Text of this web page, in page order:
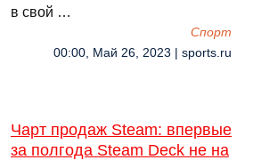
в свой …
Спорт
00:00, Май 26, 2023 | sports.ru
Чарт продаж Steam: впервые
за полгода Steam Deck не на